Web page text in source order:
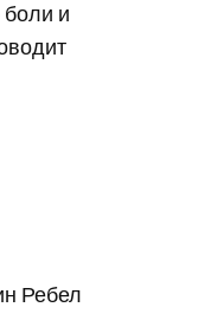
и
Ребел